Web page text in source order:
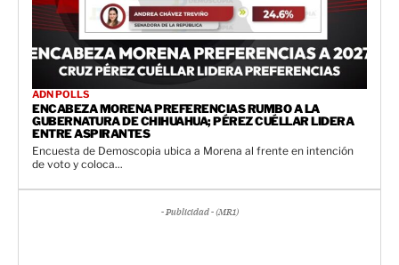
ADN POLLS
ENCABEZA MORENA PREFERENCIAS RUMBO A LA
GUBERNATURA DE CHIHUAHUA; PÉREZ CUÉLLAR LIDERA
ENTRE ASPIRANTES
Encuesta de Demoscopia ubica a Morena al frente en intención
de voto y coloca...
- Publicidad - (MR1)